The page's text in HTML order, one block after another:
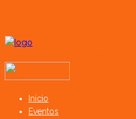
Inicio
Eventos